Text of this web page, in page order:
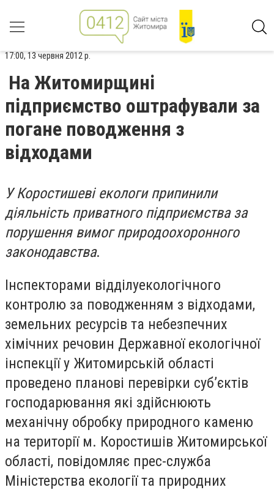
17:00, 13 червня 2012 р.
На Житомирщині
підприємство оштрафували за
погане поводження з
відходами
У Коростишеві екологи припинили
діяльність приватного підприємства за
порушення вимог природоохоронного
законодавства.
Інспекторами відділуекологічного
контролю за поводженням з відходами,
земельних ресурсів та небезпечних
хімічних речовин Державної екологічної
інспекції у Житомирській області
проведено планові перевірки суб’єктів
господарювання які здійснюють
механічну обробку природного каменю
на території м. Коростишів Житомирської
області, повідомляє прес-служба
Міністерства екології та природних